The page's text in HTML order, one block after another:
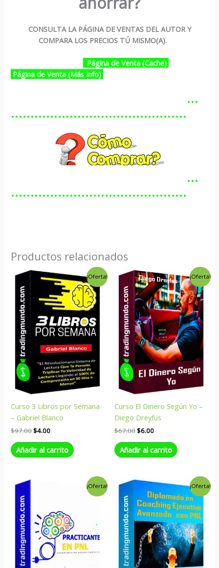
CONSULTA LA PÁGINA DE VENTAS DEL AUTOR Y
COMPARA LOS PRECIOS TÚ MISMO(A).
Página de Venta (Cache)
Página de Venta (Más Info)
…………………………………………
………………………………………
…………………………………………
………………………………………
Productos relacionados
¡Oferta!
Curso 3 Libros por Semana
– Gabriel Blanco
$97.00
El
precio
era:
$97.00.
$4.00
El
precio
actual
es:
$4.00.
Añadir al carrito
¡Oferta!
Curso El Dinero Según Yo –
Diego Dreyfus
$67.00
El
precio
original
era:
$67.00.
$6.00
El
precio
actual
es:
$6.00.
Añadir al carrito
¡Oferta!
$750.00.$9.00.
¡Oferta!
El
precio
original
era:
$159.00.
El
precio
actual
es:
$9.00.